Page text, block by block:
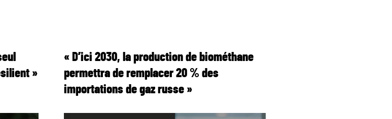
»
« D’ici 2030, la production de biométhane
permettra de remplacer 20 % des
importations de gaz russe »